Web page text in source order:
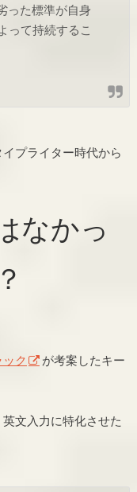
った標準が自身
って持続するこ
プライター時代から
なかっ
ク
が考案したキー
文入力に特化させた